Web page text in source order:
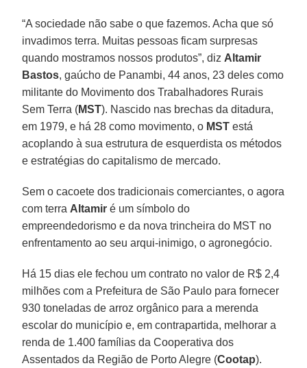
“A sociedade não sabe o que fazemos. Acha que só
invadimos terra. Muitas pessoas ficam surpresas
quando mostramos nossos produtos”, diz Altamir
Bastos, gaúcho de Panambi, 44 anos, 23 deles como
militante do Movimento dos Trabalhadores Rurais
Sem Terra (MST). Nascido nas brechas da ditadura,
em 1979, e há 28 como movimento, o MST está
acoplando à sua estrutura de esquerdista os métodos
e estratégias do capitalismo de mercado.
Sem o cacoete dos tradicionais comerciantes, o agora
com terra Altamir é um símbolo do
empreendedorismo e da nova trincheira do MST no
enfrentamento ao seu arqui-inimigo, o agronegócio.
Há 15 dias ele fechou um contrato no valor de R$ 2,4
milhões com a Prefeitura de São Paulo para fornecer
930 toneladas de arroz orgânico para a merenda
escolar do município e, em contrapartida, melhorar a
renda de 1.400 famílias da Cooperativa dos
Assentados da Região de Porto Alegre (Cootap).